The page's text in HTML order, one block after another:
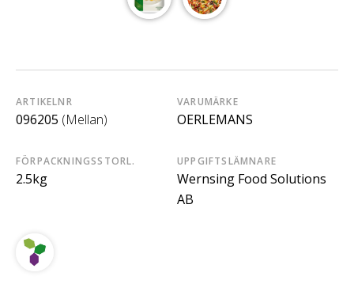
ARTIKELNR
096205 (Mellan)
VARUMÄRKE
OERLEMANS
FÖRPACKNINGSSTORL.
2.5kg
UPPGIFTSLÄMNARE
Wernsing Food Solutions
AB